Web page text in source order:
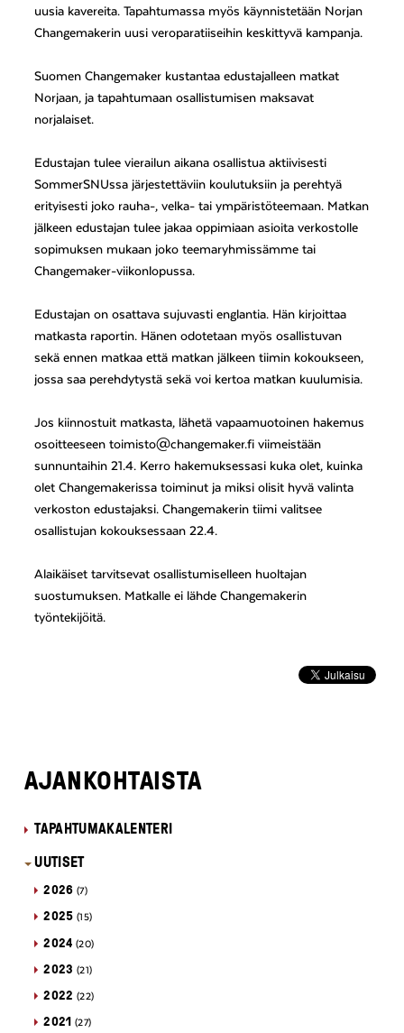
uusia kavereita. Tapahtumassa myös käynnistetään Norjan
Changemakerin uusi veroparatiiseihin keskittyvä kampanja.
Suomen Changemaker kustantaa edustajalleen matkat
Norjaan, ja tapahtumaan osallistumisen maksavat
norjalaiset.
Edustajan tulee vierailun aikana osallistua aktiivisesti
SommerSNUssa järjestettäviin koulutuksiin ja perehtyä
erityisesti joko rauha-, velka- tai ympäristöteemaan. Matkan
jälkeen edustajan tulee jakaa oppimiaan asioita verkostolle
sopimuksen mukaan joko teemaryhmissämme tai
Changemaker-viikonlopussa.
Edustajan on osattava sujuvasti englantia. Hän kirjoittaa
matkasta raportin. Hänen odotetaan myös osallistuvan
sekä ennen matkaa että matkan jälkeen tiimin kokoukseen,
jossa saa perehdytystä sekä voi kertoa matkan kuulumisia.
Jos kiinnostuit matkasta, lähetä vapaamuotoinen hakemus
osoitteeseen toimisto@changemaker.fi viimeistään
sunnuntaihin 21.4. Kerro hakemuksessasi kuka olet, kuinka
olet Changemakerissa toiminut ja miksi olisit hyvä valinta
verkoston edustajaksi. Changemakerin tiimi valitsee
osallistujan kokouksessaan 22.4.
Alaikäiset tarvitsevat osallistumiselleen huoltajan
suostumuksen. Matkalle ei lähde Changemakerin
työntekijöitä.
AJANKOHTAISTA
TAPAHTUMAKALENTERI
UUTISET
2026 (7)
2025 (15)
2024 (20)
2023 (21)
2022 (22)
2021 (27)